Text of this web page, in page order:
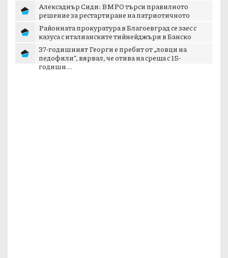
Алексаднър Сиди: ВМРО търси правилното
решение за рестартиране на патриотичното
пространст...
Районната прокуратура в Благоевград се заес с
казуса с италианските тийнейджъри в Банско
37-годишният Георги е пребит от „ловци на
педофили“, вярвал, че отива на среща с 15-
годишн...